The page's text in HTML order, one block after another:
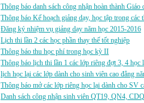
Thông báo danh sách công nhận hoàn thành Giáo
Thông báo Kế hoạch giảng dạy, học tập trong các
Đăng ký nhiệm vụ giảng dạy năm học 2015-2016
Lịch thi lần 2 các học phần thay thế tốt nghiệp
Thông báo thu học phí trong học kỳ II
Thông báo lịch thi lần 1 các lớp riêng đợt 3, 4
lịch học lại các lớp dành cho sinh viên cao đẳng
Thông báo mở các lớp riêng học lại dành cho SV
Danh sách công nhận sinh viên QT19, QN4,